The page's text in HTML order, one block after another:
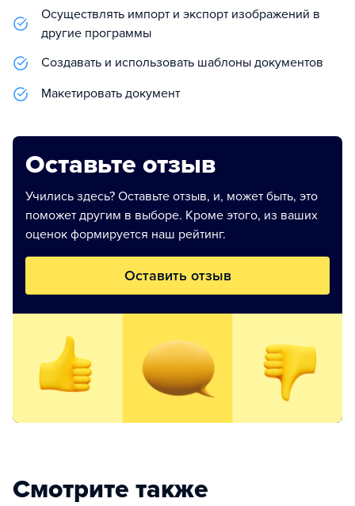
Осуществлять импорт и экспорт изображений в
другие программы
Создавать и использовать шаблоны документов
Макетировать документ
Оставьте отзыв
Учились здесь? Оставьте отзыв, и, может быть, это
поможет другим в выборе. Кроме этого, из ваших
оценок формируется наш рейтинг.
Оставить отзыв
Смотрите также